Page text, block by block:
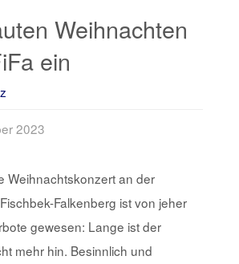
Weihnachten
ein
2023
Weihnachtskonzert an der
Falkenberg ist von jeher
gewesen: Lange ist der
mehr hin. Besinnlich und